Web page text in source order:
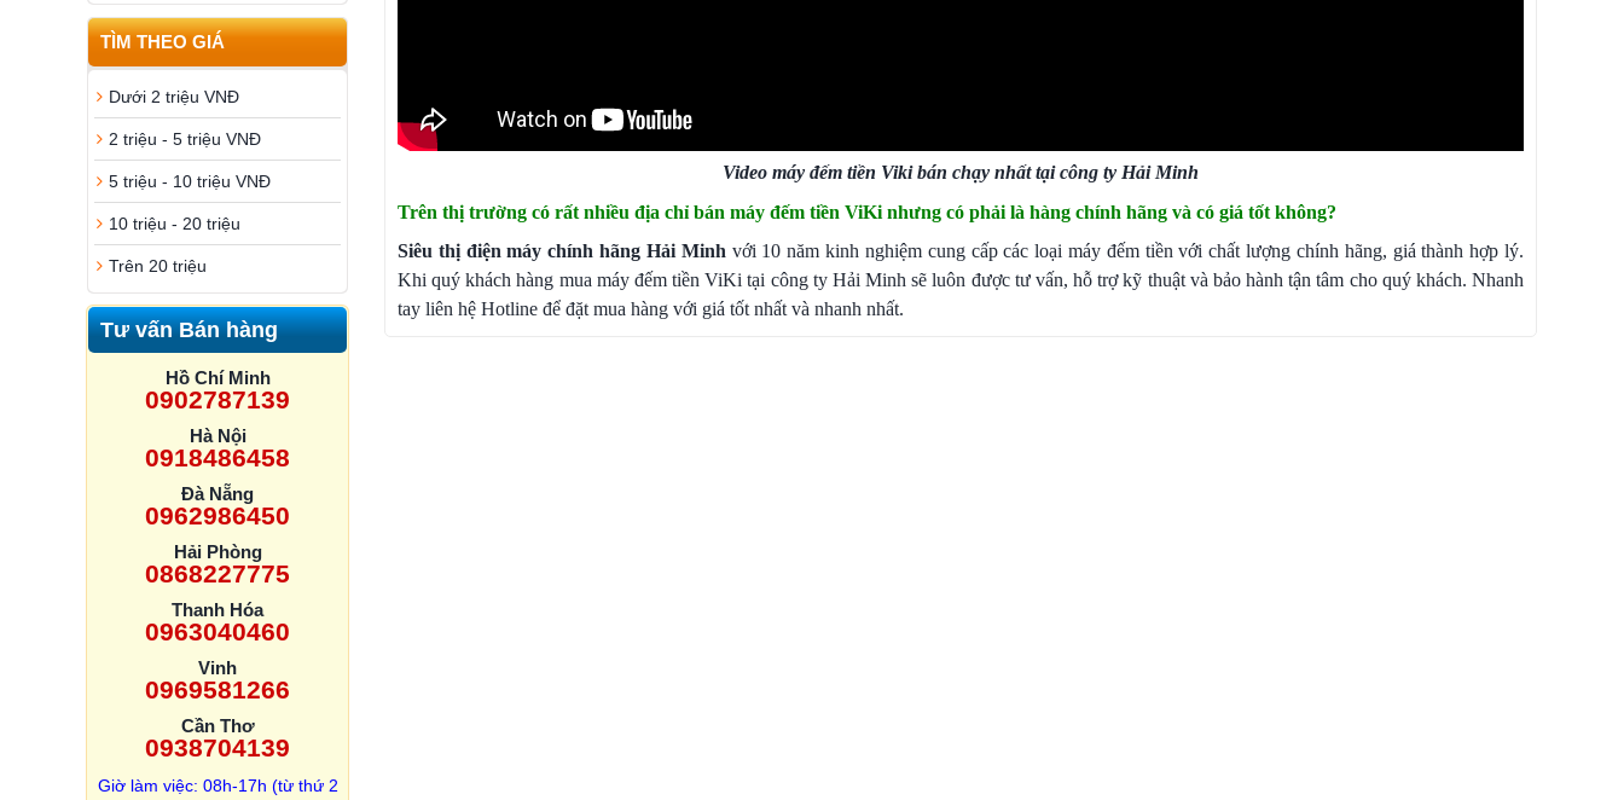
TÌM THEO GIÁ
Dưới 2 triệu VNĐ
2 triệu - 5 triệu VNĐ
5 triệu - 10 triệu VNĐ
10 triệu - 20 triệu
Trên 20 triệu
Tư vấn Bán hàng
Hồ Chí Minh
0902787139
Hà Nội
0918486458
Đà Nẵng
0962986450
Hải Phòng
0868227775
Thanh Hóa
0963040460
Vinh
0969581266
Cần Thơ
0938704139
Giờ làm việc: 08h-17h (từ thứ 2
Video máy đếm tiền Viki bán chạy nhất tại công ty Hải Minh
Trên thị trường có rất nhiều địa chỉ bán máy đếm tiền ViKi nhưng có phải là hàng chính hãng và có giá tốt không?
Siêu thị điện máy chính hãng Hải Minh với 10 năm kinh nghiệm cung cấp các loại máy đếm tiền với chất lượng chính hãng, giá thành hợp lý.
Khi quý khách hàng mua máy đếm tiền ViKi tại công ty Hải Minh sẽ luôn được tư vấn, hỗ trợ kỹ thuật và bảo hành tận tâm cho quý khách. Nhanh
tay liên hệ Hotline để đặt mua hàng với giá tốt nhất và nhanh nhất.